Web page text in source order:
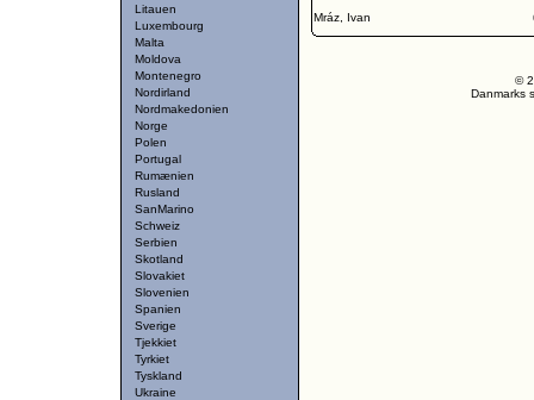
Litauen
Luxembourg
Malta
Moldova
Montenegro
Nordirland
Nordmakedonien
Norge
Polen
Portugal
Rumænien
Rusland
SanMarino
Schweiz
Serbien
Skotland
Slovakiet
Slovenien
Spanien
Sverige
Tjekkiet
Tyrkiet
Tyskland
Ukraine
Mráz, Ivan
©
Danmarks